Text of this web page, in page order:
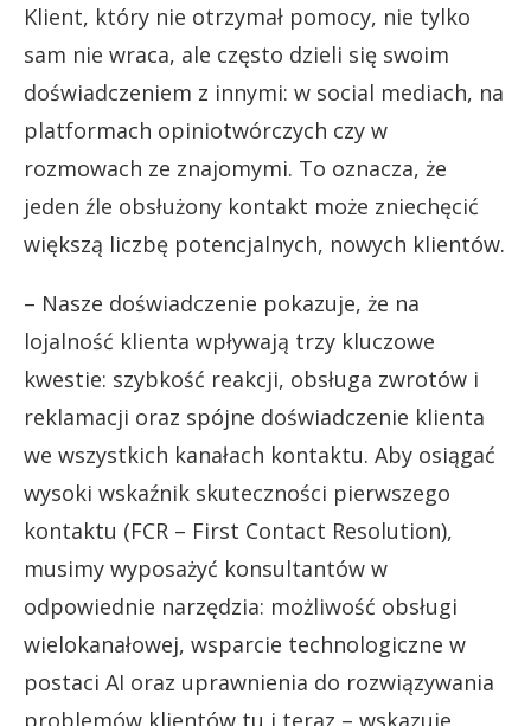
Klient, który nie otrzymał pomocy, nie tylko
sam nie wraca, ale często dzieli się swoim
doświadczeniem z innymi: w social mediach, na
platformach opiniotwórczych czy w
rozmowach ze znajomymi. To oznacza, że
jeden źle obsłużony kontakt może zniechęcić
większą liczbę potencjalnych, nowych klientów.
– Nasze doświadczenie pokazuje, że na
lojalność klienta wpływają trzy kluczowe
kwestie: szybkość reakcji, obsługa zwrotów i
reklamacji oraz spójne doświadczenie klienta
we wszystkich kanałach kontaktu. Aby osiągać
wysoki wskaźnik skuteczności pierwszego
kontaktu (FCR – First Contact Resolution),
musimy wyposażyć konsultantów w
odpowiednie narzędzia: możliwość obsługi
wielokanałowej, wsparcie technologiczne w
postaci AI oraz uprawnienia do rozwiązywania
problemów klientów tu i teraz – wskazuje